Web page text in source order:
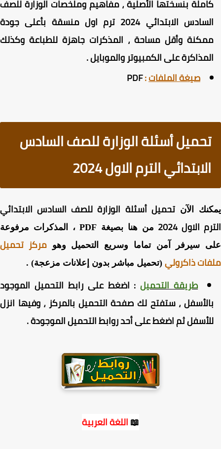
بنسختها الأصلية ، مفاهيم وملخصات الوزارة للصف
السادس الابتدائي 2024 ترم اول منسقة بأعلى جودة
وأقل مساحة ، المذكرات جاهزة للطباعة وكذلك
على الكمبيوتر والموبايل .
صيغة الملفات:
PDF
تحميل أسئلة الوزارة للصف السادس
الابتدائي الترم الاول 2024
الآنتحميل أسئلة الوزارة للصف السادس الابتدائي
الاول 2024
من هنا بصيغة PDF ، المذكرات مرفوعة
سيرفر آمن تماما وسريع التحميل وهومركز تحميل
ذاكرولي(تحميل مباشر بدون إعلانات مزعجة) .
طريقة التحميل: اضغط على رابط التحميل الموجود
، ستفتح لك صفحة التحميل بالمركز ، وفيها انزل
ثم اضغط على أحد روابط التحميل الموجودة .
📖اللغة العربية